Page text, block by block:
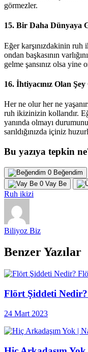
görmezler.
15. Bir Daha Dünyaya
Eğer karşınızdakinin
ondan başkasının
gelme şansınız olsa yine
16. İhtiyacınız Olan
Her ne olur her ne
ruh ikizinizin kollarıdır.
yanında olmayı
sarıldığınızda içiniz
Bu yazıya tepkin
0 Beğendim
0 Vay Be
Ruh ikizi
Biliyoz Biz
Benzer Yazılar
Flört Şiddeti
24 Mart 2023